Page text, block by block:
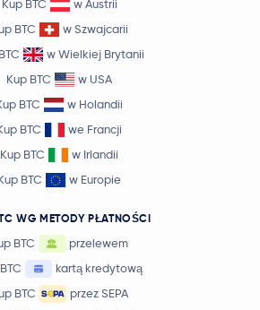
Kup BTC
w Austrii
BTC
w Szwajcarii
w Wielkiej Brytanii
Kup BTC
w USA
BTC
w Holandii
BTC
we Francji
Kup BTC
w Irlandii
BTC
w Europie
WG METODY PŁATNOŚCI
BTC
przelewem
kartą kredytową
BTC
przez SEPA